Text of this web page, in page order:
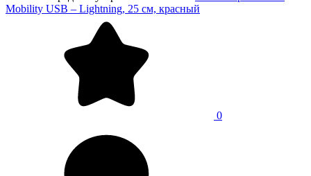
Mobility USB – Lightning, 25 см, красный
0